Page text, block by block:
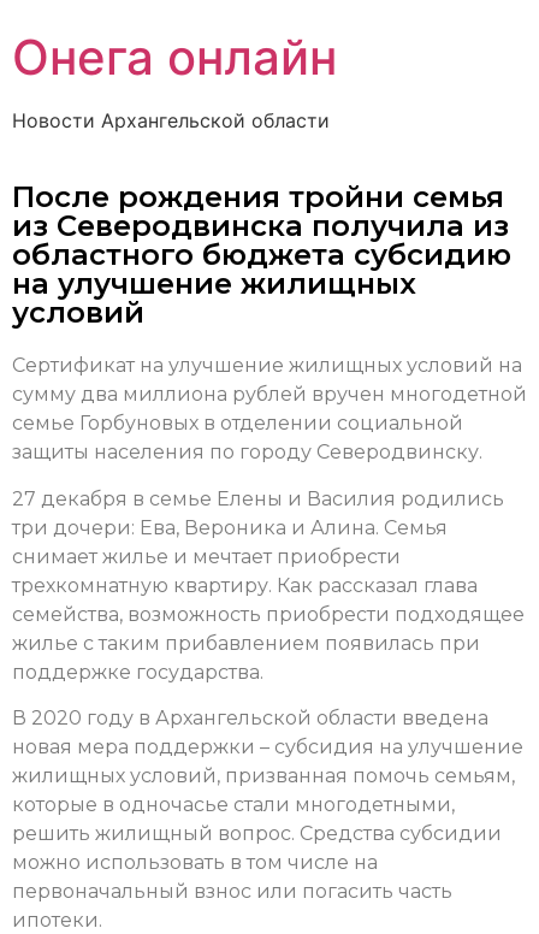
Онега онлайн
Новости Архангельской области
После рождения тройни семья
из Северодвинска получила из
областного бюджета субсидию
на улучшение жилищных
условий
Сертификат на улучшение жилищных условий на
сумму два миллиона рублей вручен многодетной
семье Горбуновых в отделении социальной
защиты населения по городу Северодвинску.
27 декабря в семье Елены и Василия родились
три дочери: Ева, Вероника и Алина. Семья
снимает жилье и мечтает приобрести
трехкомнатную квартиру. Как рассказал глава
семейства, возможность приобрести подходящее
жилье с таким прибавлением появилась при
поддержке государства.
В 2020 году в Архангельской области введена
новая мера поддержки – субсидия на улучшение
жилищных условий, призванная помочь семьям,
которые в одночасье стали многодетными,
решить жилищный вопрос. Средства субсидии
можно использовать в том числе на
первоначальный взнос или погасить часть
ипотеки.